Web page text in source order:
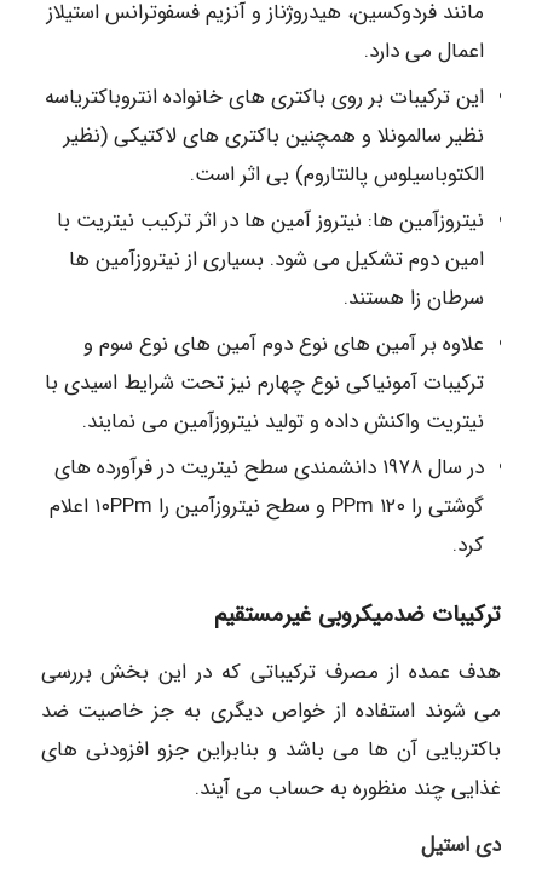
مانند فردوکسین، هیدروژناز و آنزیم فسفوترانس استیلاز
اعمال می دارد.
این ترکیبات بر روی باکتری های خانواده انتروباکتریاسه
نظیر سالمونلا و همچنین باکتری های لاکتیکی (نظیر
الکتوباسیلوس پالنتاروم) بی اثر است.
نیتروزآمین ها: نیتروز آمین ها در اثر ترکیب نیتریت با
امین دوم تشکیل می شود. بسیاری از نیتروزآمین ها
سرطان زا هستند.
علاوه بر آمین های نوع دوم آمین های نوع سوم و
ترکیبات آمونیاکی نوع چهارم نیز تحت شرایط اسیدی با
نیتریت واکنش داده و تولید نیتروزآمین می نمایند.
در سال ۱۹۷۸ دانشمندی سطح نیتریت در فرآورده های
گوشتی را PPm ۱۲۰ و سطح نیتروزآمین را ۱۰PPm اعلام
کرد.
ترکیبات ضدمیکروبی غیرمستقیم
هدف عمده از مصرف ترکیباتی که در این بخش بررسی
می شوند استفاده از خواص دیگری به جز خاصیت ضد
باکتریایی آن ها می باشد و بنابراین جزو افزودنی های
غذایی چند منظوره به حساب می آیند.
دی استیل